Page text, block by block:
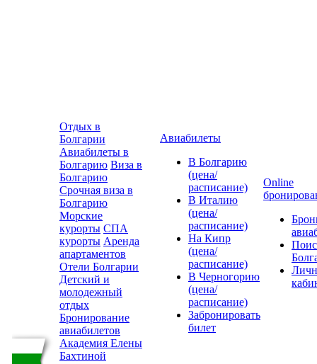
Отдых в
Болгарии
Авиабилеты в
Болгарию Виза в
Болгарию
Срочная виза в
Болгарию
Морские
курорты СПА
курорты Аренда
апартаментов
Отели Болгарии
Детский и
молодежный
отдых
Бронирование
авиабилетов
Академия Елены
Бахтиной
Авиабилеты
В Болгарию
(цена/
расписание)
В Италию
(цена/
расписание)
На Кипр
(цена/
расписание)
В Черногорию
(цена/
расписание)
Забронировать
билет
Online